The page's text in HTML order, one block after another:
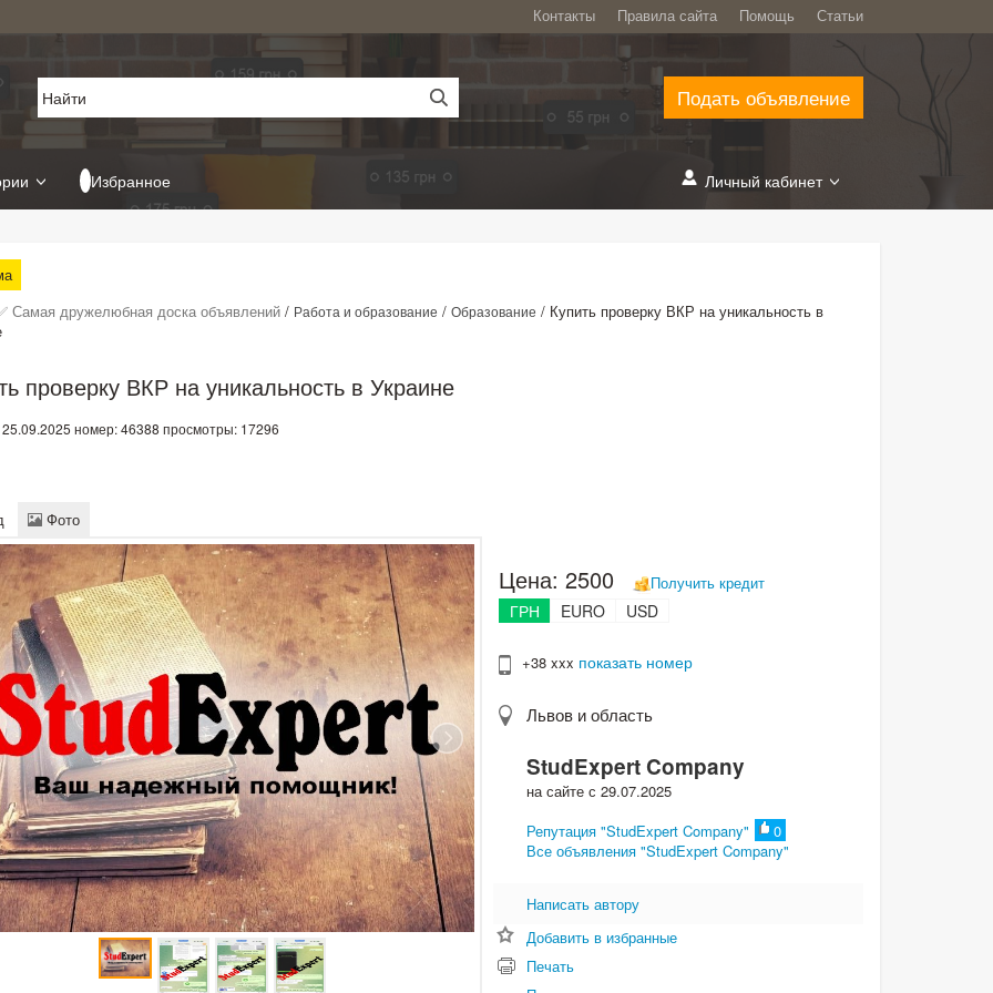
Контакты Правила сайта Помощь Статьи
Подать объявление
Избранное Личный кабинет
Самая дружелюбная доска объявлений / Работа и образование / Образование / ​Купить проверку ВКР на уникальность в
проверку ВКР на уникальность в Украине
номер: 46388 просмотры: 17296
Фото
Цена:2500 Получить кредит
ГРН EURO USD
+38 xxx показать номер
Львов и область
StudExpert Company
на сайте с 29.07.2025
Репутация "StudExpert Company"
0
Все объявления "StudExpert Company"
Написать автору
Добавить в избранные
Печать